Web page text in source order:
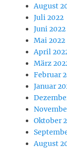
August
Juli 2022
Juni 2022
Mai 2022
April
März
Februar
Januar
Oktober
August